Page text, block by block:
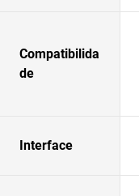
Compatibilida
de
Interface